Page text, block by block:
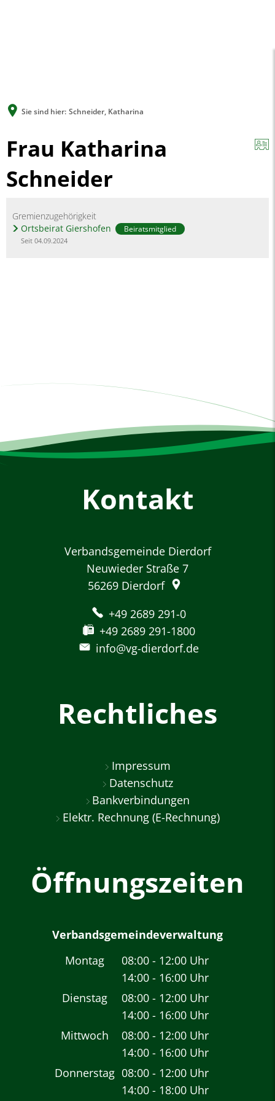
Sie sind hier: Schneider, Katharina
Frau Katharina
Schneider
Gremienzugehörigkeit
Ortsbeirat Giershofen
Beiratsmitglied
Seit 04.09.2024
Kontakt
Verbandsgemeinde Dierdorf
Neuwieder Straße 7
56269 Dierdorf
+49 2689 291-0
+49 2689 291-1800
info@vg-dierdorf.de
Rechtliches
Impressum
Datenschutz
Bankverbindungen
Elektr. Rechnung (E-Rechnung)
Öffnungszeiten
Verbandsgemeindeverwaltung
Montag
08:00 - 12:00 Uhr
Von 08:00 bis 12:00
14:00 - 16:00 Uhr
Von 14:00 bis 16:00
Dienstag 08:00 - 12:00 Uhr
Von 08:00 bis 12:00
14:00 - 16:00 Uhr
Von 14:00 bis 16:00
Mittwoch 08:00 - 12:00 Uhr
Von 08:00 bis 12:00
14:00 - 16:00 Uhr
Von 14:00 bis 16:00
Donnerstag 08:00 - 12:00 Uhr
Von 08:00 bis 12:00
14:00 - 18:00 Uhr